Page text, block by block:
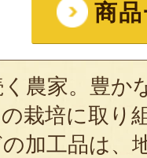
商
農家。豊か
栽培に取り
加工品は、